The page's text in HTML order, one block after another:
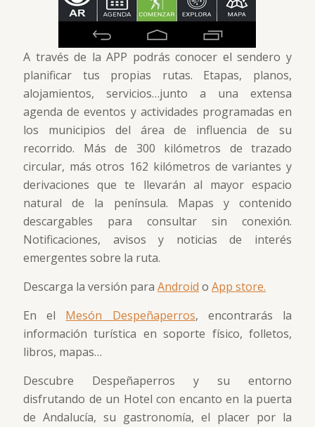
A través de la APP podrás conocer el sendero y
planificar tus propias rutas. Etapas, planos,
alojamientos, servicios…junto a una extensa
agenda de eventos y actividades programadas en
los municipios del área de influencia de su
recorrido. Más de 300 kilómetros de trazado
circular, más otros 162 kilómetros de variantes y
derivaciones que te llevarán al mayor espacio
natural de la península. Mapas y contenido
descargables para consultar sin conexión.
Notificaciones, avisos y noticias de interés
emergentes sobre la ruta.
Descarga la versión para Android o App store.
En el Mesón Despeñaperros, encontrarás la
información turística en soporte físico, folletos,
libros, mapas…
Descubre Despeñaperros y su entorno
disfrutando de un Hotel con encanto en la puerta
de Andalucía, su gastronomía, el placer por la